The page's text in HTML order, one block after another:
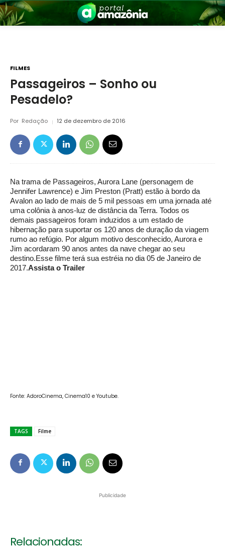
Amazônia
FILMES
Passageiros – Sonho ou
Pesadelo?
Por Redação 12 de dezembro de 2016
Na trama de Passageiros, Aurora Lane (personagem de
Jennifer Lawrence) e Jim Preston (Pratt) estão à bordo da
Avalon ao lado de mais de 5 mil pessoas em uma jornada até
uma colônia à anos-luz de distância da Terra. Todos os
demais passageiros foram induzidos a um estado de
hibernação para suportar os 120 anos de duração da viagem
rumo ao refúgio. Por algum motivo desconhecido, Aurora e
Jim acordaram 90 anos antes da nave chegar ao seu
destino.Esse filme terá sua estréia no dia 05 de Janeiro de
2017.Assista o Trailer
Fonte: AdoroCinema, Cinema10 e Youtube.
TAGS Filme
Publicidade
Relacionadas: